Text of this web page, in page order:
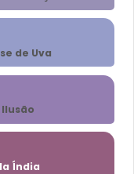
de Uva
Índia